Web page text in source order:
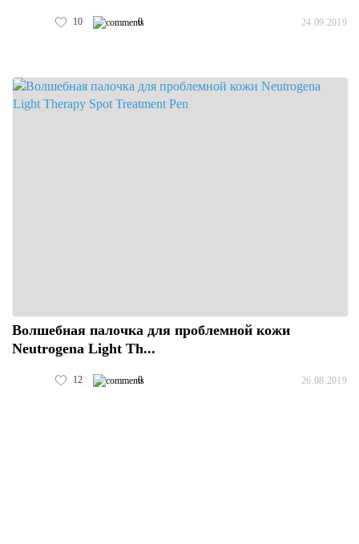
10 0 24.09.2019
Волшебная палочка для проблемной кожи
Neutrogena Light Th...
12 0 26.08.2019